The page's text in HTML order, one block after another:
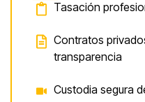
Tasación
Contratos
transparencia
Custodia segura